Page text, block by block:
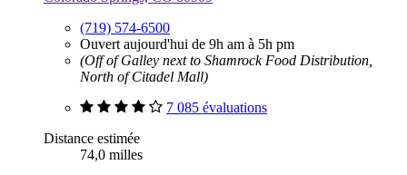
(719) 574-6500
Ouvert aujourd'hui de 9h am à 5h pm
(Off of Galley next to Shamrock Food Distribution,
North of Citadel Mall)
7 085 évaluations
Distance estimée
74,0 milles